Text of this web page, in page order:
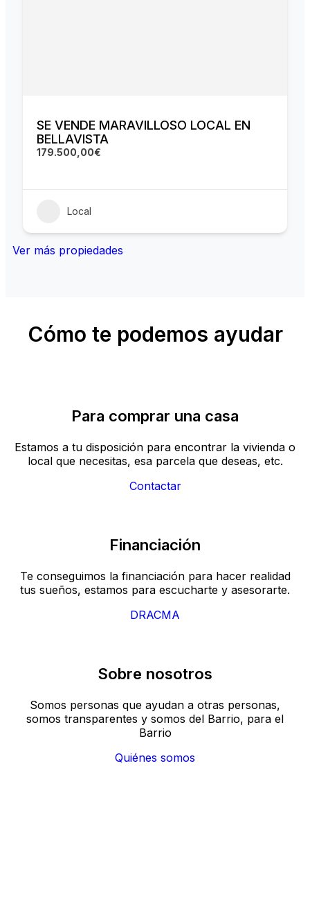
SE VENDE MARAVILLOSO LOCAL EN
BELLAVISTA
179.500,00€
Local
Ver más propiedades
Cómo te podemos ayudar
Para comprar una casa
Estamos a tu disposición para encontrar la vivienda o
local que necesitas, esa parcela que deseas, etc.
Contactar
Financiación
Te conseguimos la financiación para hacer realidad
tus sueños, estamos para escucharte y asesorarte.
DRACMA
Sobre nosotros
Somos personas que ayudan a otras personas,
somos transparentes y somos del Barrio, para el
Barrio
Quiénes somos